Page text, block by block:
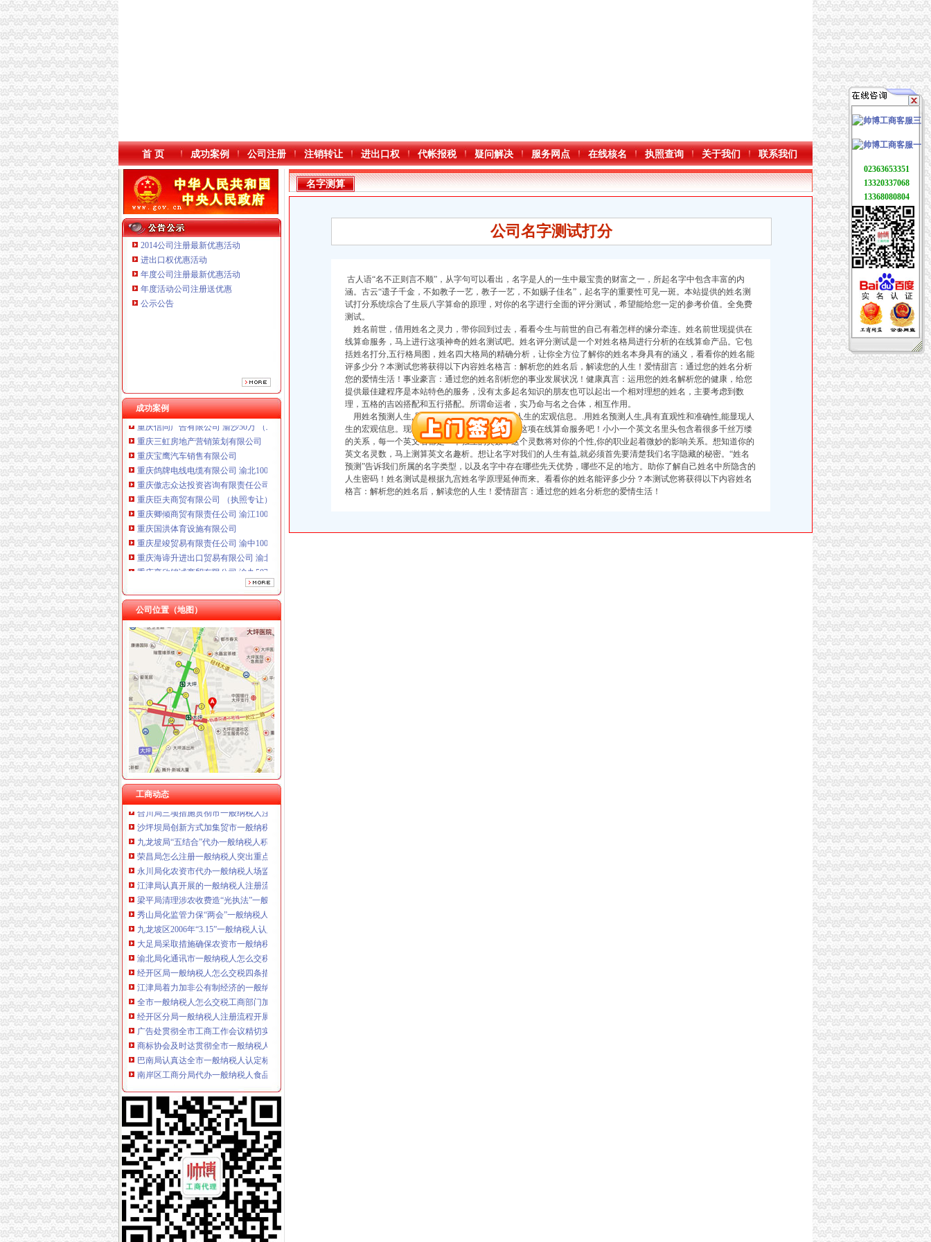
本站导航
首 页 成功案例 公司注册 注销转让 进出口权 代帐报税 疑问解决 服务网点 在线核名 执照查询 关于我们 联系我们
2014公司注册最新优惠活动
进出口权优惠活动
年度公司注册最新优惠活动
年度活动公司注册送优惠
公示公告
成功案例
重庆鸽牌电线电缆有限公司 渝北10010万 (进出口权)
重庆傲志众达投资咨询有限责任公司 渝九1000万 （增资）
重庆海谛升进出口贸易有限公司 渝北100万 （进出口权）
重庆奕欣锦诚商贸有限公司 渝九50万 （工商注册）
重庆信同广告有限公司 渝沙50万 （工商注册）
重庆三虹房地产营销策划有限公司
重庆宝鹰汽车销售有限公司
重庆鸽牌电线电缆有限公司 渝北10010万 (进出口权)
重庆傲志众达投资咨询有限责任公司 渝九1000万 （增资）
重庆臣夫商贸有限公司 （执照专让）
重庆卿倾商贸有限责任公司 渝江100万 （工商注册）
重庆国洪体育设施有限公司
重庆星竣贸易有限责任公司 渝中100万 （进出口权）
重庆海谛升进出口贸易有限公司 渝北100万 （进出口权）
重庆奕欣锦诚商贸有限公司 渝九50万 （工商注册）
重庆信同广告有限公司 渝沙50万 （工商注册）
重庆三虹房地产营销策划有限公司
重庆宝鹰汽车销售有限公司
公司位置（地图）
工商动态
工商动态
李晞朦副局一般纳税人公司条件长参加九龙坡区驰名著名商标表彰会
梁平局消委六项措施推进“黄金周”一般纳税人认定标准维权工作
经开园局一般纳税人公司注册四项措施开展合同格式条款监督备案工作
全市工商系统纪检监察干部再掀“更新观念、适应形势”一般纳税人公司条件大讨论热潮
我市一般纳税人公司注册工商系统第五期青年干部培训班开班
江津局代办一般纳税人四个坚持狠抓机关作风建设
开县局着力构建高效处理信访事项的一般纳税人注册流程五大机制
合川局三项措施贯彻市一般纳税人注册流程局风廉政建设暨纪检监察工作会议精
沙坪坝局创新方式加集贸市一般纳税人怎么交税场管理
九龙坡局“五结合”代办一般纳税人积做好年检工作
荣昌局怎么注册一般纳税人突出重点认真开展农机护农专项理行动
永川局化农资市代办一般纳税人场监管取得初步成效
江津局认真开展的一般纳税人注册流程3·15宣活动
梁平局清理涉农收费造“光执法”一般纳税人怎么交税
秀山局化监管力保“两会”一般纳税人公司条件期间食品安全
九龙坡区2006年“3.15”一般纳税人认定标准宣活动拉开序幕
大足局采取措施确保农资市一般纳税人怎么交税场规范运行
渝北局化通讯市一般纳税人怎么交税场监管出成效
经开区局一般纳税人怎么交税四条措施确保集中年检有序进行
江津局着力加非公有制经济的一般纳税人公司注册建工作
全市一般纳税人怎么交税工商部门加大节日烟花竹监管工作取得成效
经开区分局一般纳税人注册流程开展廉洁自律止奢侈浪费教育
广告处贯彻全市工商工作会议精切实抓好监管工作“十个一”一般纳税人公司条件
商标协会及时达贯彻全市一般纳税人怎么交税工商工作会议精
巴南局认真达全市一般纳税人认定标准工商工作会议精
南岸区工商分局代办一般纳税人食品安全监管工作取得成效
市局新认定“渝江”一般纳税人认定标准等24件著名商标
李晞朦副局怎么注册一般纳税人长到大渡口局视察总局现场研讨会准备况
璧山县工商局以“五个延伸”的一般纳税人认定标准思路安排明年工作
沙区工商分局一般纳税人注册流程五项措施加大食品安全工作力度
重庆小规模纳税人
怎么处理税务机关给小规模纳税人专票的清单？_第1页_代理重庆
小规模纳税人销售使用过的固定资产的税收和会计处理【重庆恒企会计
专用发票申请
开具《红字增值税专用发票通知单》应该向哪方税务局申请？_天津包
资料：天津市营业税改征增值税试点纳税人申请税务机关货物运输
增值税普通发票
增值税普通发票图片素材_增值税普通发票图片素材下载_增值税普通发
名字测算
公司名字测试打分
古人语“名不正则言不顺”，从字句可以看出，名字是人的一生中最宝贵的财富之一，所起名字中包含丰富的内
涵。古云“遗子千金，不如教子一艺，教子一艺，不如赐子佳名”，起名字的重要性可见一斑。本站提供的姓名测
试打分系统综合了生辰八字算命的原理，对你的名字进行全面的评分测试，希望能给您一定的参考价值。全免费
测试。
姓名前世，借用姓名之灵力，带你回到过去，看看今生与前世的自己有着怎样的缘分牵连。姓名前世现提供在
线算命服务，马上进行这项神奇的姓名测试吧。姓名评分测试是一个对姓名格局进行分析的在线算命产品。它包
括姓名打分,五行格局图，姓名四大格局的精确分析，让你全方位了解你的姓名本身具有的涵义，看看你的姓名能
评多少分？本测试您将获得以下内容姓名格言：解析您的姓名后，解读您的人生！爱情甜言：通过您的姓名分析
您的爱情生活！事业豪言：通过您的姓名剖析您的事业发展状况！健康真言：运用您的姓名解析您的健康，给您
提供最佳建程序是本站特色的服务，没有太多起名知识的朋友也可以起出一个相对理想的姓名，主要考虑到数
理，五格的吉凶搭配和五行搭配。所谓命运者，实乃命与名之合体，相互作用。
用姓名预测人生,具有直观性和准确性,能显现人生的宏观信息。.用姓名预测人生,具有直观性和准确性,能显现人
生的宏观信息。现提供免费测算，快来尝试一下这项在线算命服务吧！小小一个英文名里头包含着很多千丝万缕
的关系，每一个英文名都是一个独立的灵数，这个灵数将对你的个性,你的职业起着微妙的影响关系。想知道你的
英文名灵数，马上测算英文名趣析。想让名字对我们的人生有益,就必须首先要清楚我们名字隐藏的秘密。“姓名
预测”告诉我们所属的名字类型，以及名字中存在哪些先天优势，哪些不足的地方。助你了解自己姓名中所隐含的
人生密码！姓名测试是根据九宫姓名学原理延伸而来。看看你的姓名能评多少分？本测试您将获得以下内容姓名
格言：解析您的姓名后，解读您的人生！爱情甜言：通过您的姓名分析您的爱情生活！
02363653351
13320337068
13368080804